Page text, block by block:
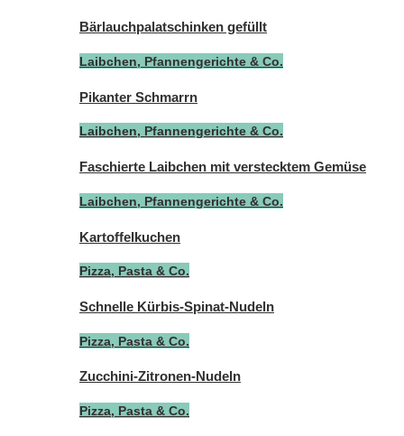
Bärlauchpalatschinken gefüllt
Laibchen, Pfannengerichte & Co.
Pikanter Schmarrn
Laibchen, Pfannengerichte & Co.
Faschierte Laibchen mit verstecktem Gemüse
Laibchen, Pfannengerichte & Co.
Kartoffelkuchen
Pizza, Pasta & Co.
Schnelle Kürbis-Spinat-Nudeln
Pizza, Pasta & Co.
Zucchini-Zitronen-Nudeln
Pizza, Pasta & Co.